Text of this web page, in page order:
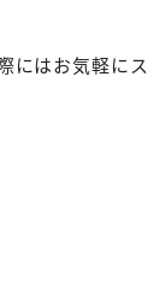
はお気軽に